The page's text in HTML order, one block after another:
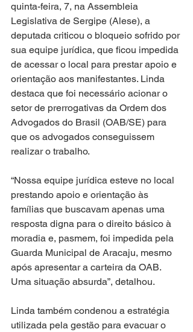
quinta-feira, 7, na Assembleia
Legislativa de Sergipe (Alese), a
deputada criticou o bloqueio sofrido por
sua equipe jurídica, que ficou impedida
de acessar o local para prestar apoio e
orientação aos manifestantes. Linda
destaca que foi necessário acionar o
setor de prerrogativas da Ordem dos
Advogados do Brasil (OAB/SE) para
que os advogados conseguissem
realizar o trabalho.
“Nossa equipe jurídica esteve no local
prestando apoio e orientação às
famílias que buscavam apenas uma
resposta digna para o direito básico à
moradia e, pasmem, foi impedida pela
Guarda Municipal de Aracaju, mesmo
após apresentar a carteira da OAB.
Uma situação absurda”, detalhou.
Linda também condenou a estratégia
utilizada pela gestão para evacuar o